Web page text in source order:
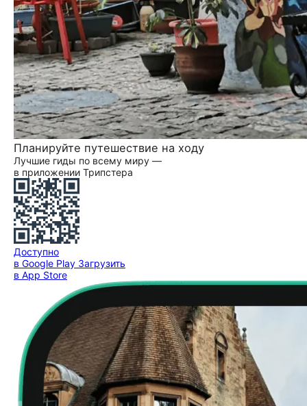
Планируйте путешествие на ходу
Лучшие гиды по всему миру —
в приложении Трипстера
Доступно
в Google Play Загрузить
в App Store